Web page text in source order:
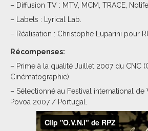
– Diffusion TV : MTV, MCM, TRACE,
– Labels : Lyrical Lab.
– Réalisation : Christophe Luparini pour
Récompenses:
– Prime à la qualité Juillet 2007 du CNC
Cinématographie).
– Sélectionné au Festival international
Povoa 2007 / Portugal.